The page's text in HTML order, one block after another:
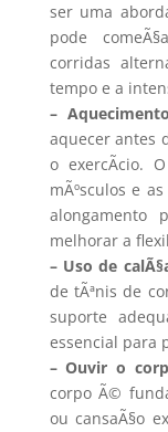
ser uma
pode
corridas
tempo e a
–
aquecer antes
o exercÃ­cio.
mÃºsculos e
alongamento
melhorar a
– Uso de
de tÃªnis de
suporte
essencial para
– Ouvir o
corpo Ã©
ou cansaÃ§o